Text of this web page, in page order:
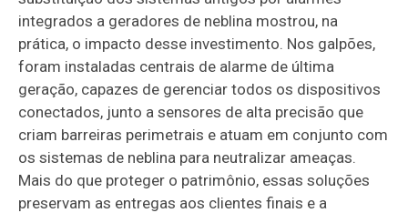
integrados a geradores de neblina mostrou, na
prática, o impacto desse investimento. Nos galpões,
foram instaladas centrais de alarme de última
geração, capazes de gerenciar todos os dispositivos
conectados, junto a sensores de alta precisão que
criam barreiras perimetrais e atuam em conjunto com
os sistemas de neblina para neutralizar ameaças.
Mais do que proteger o patrimônio, essas soluções
preservam as entregas aos clientes finais e a